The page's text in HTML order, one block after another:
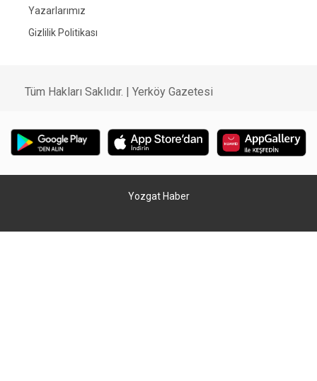
Yazarlarımız
Gizlilik Politikası
Tüm Hakları Saklıdır. | Yerköy Gazetesi
Yozgat Haber